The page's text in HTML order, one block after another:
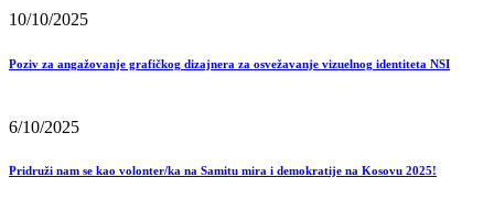
10/10/2025
Poziv za angažovanje grafičkog dizajnera za osvežavanje vizuelnog identiteta NSI
6/10/2025
Pridruži nam se kao volonter/ka na Samitu mira i demokratije na Kosovu 2025!